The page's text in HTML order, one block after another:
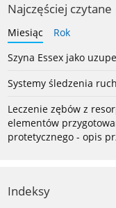
Najczęściej czytane
Miesiąc
Rok
Szyna Essex jako
Systemy śledzenia
Leczenie zębów z
elementów
protetycznego - opis
Indeksy